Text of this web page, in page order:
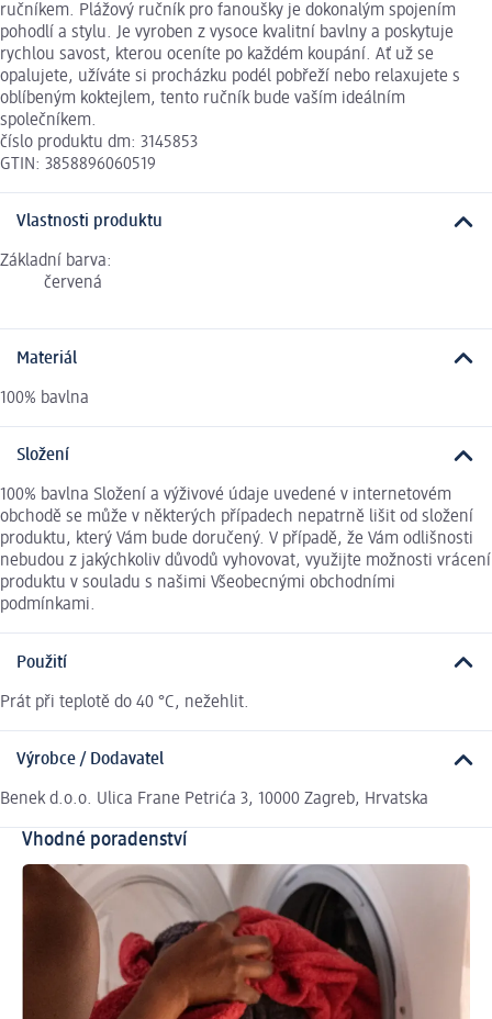
ručníkem. Plážový ručník pro fanoušky je dokonalým spojením
pohodlí a stylu. Je vyroben z vysoce kvalitní bavlny a poskytuje
rychlou savost, kterou oceníte po každém koupání. Ať už se
opalujete, užíváte si procházku podél pobřeží nebo relaxujete s
oblíbeným koktejlem, tento ručník bude vaším ideálním
společníkem.
číslo produktu dm: 3145853
GTIN: 3858896060519
Vlastnosti produktu
Základní barva:
červená
Materiál
100% bavlna
Složení
100% bavlna Složení a výživové údaje uvedené v internetovém
obchodě se může v některých případech nepatrně lišit od složení
produktu, který Vám bude doručený. V případě, že Vám odlišnosti
nebudou z jakýchkoliv důvodů vyhovovat, využijte možnosti vrácení
produktu v souladu s našimi Všeobecnými obchodními
podmínkami.
Použití
Prát při teplotě do 40 °C, nežehlit.
Výrobce / Dodavatel
Benek d.o.o. Ulica Frane Petrića 3, 10000 Zagreb, Hrvatska
Vhodné poradenství